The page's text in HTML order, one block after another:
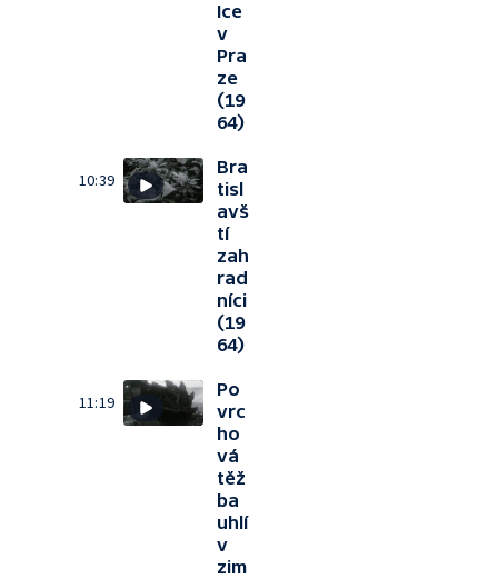
Ice
v
Pra
ze
(19
64)
10:39
Bra
tisl
avš
tí
zah
rad
níci
(19
64)
11:19
Po
vrc
ho
vá
těž
ba
uhlí
v
zim